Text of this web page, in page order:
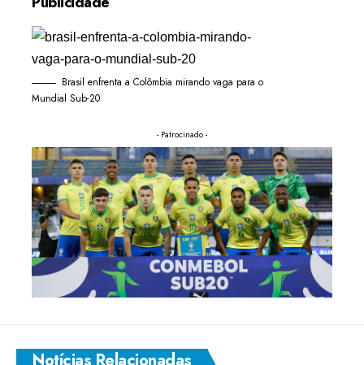
Brasil enfrenta a Colômbia mirando vaga para o
Mundial Sub-20
- Patrocinado -